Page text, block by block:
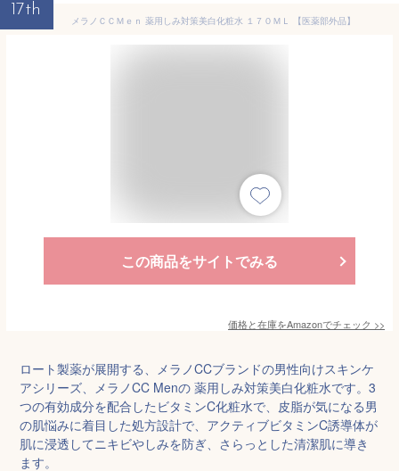
17th
メラノＣＣＭｅｎ 薬用しみ対策美白化粧水 １７０ＭＬ 【医薬部外品】
この商品をサイトでみる
価格と在庫をAmazonでチェック >>
ロート製薬が展開する、メラノCCブランドの男性向けスキンケ
アシリーズ、メラノCC Menの 薬用しみ対策美白化粧水です。3
つの有効成分を配合したビタミンC化粧水で、皮脂が気になる男
の肌悩みに着目した処方設計で、アクティブビタミンC誘導体が
肌に浸透してニキビやしみを防ぎ、さらっとした清潔肌に導き
ます。